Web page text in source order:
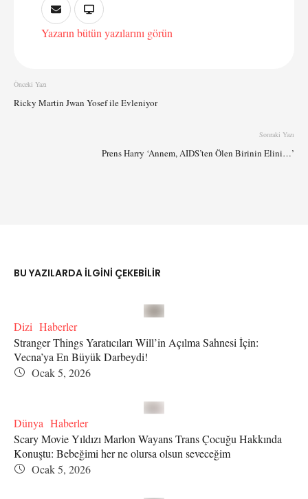
Yazarın bütün yazılarını görün
Önceki Yazı
Ricky Martin Jwan Yosef ile Evleniyor
Sonraki Yazı
Prens Harry ‘Annem, AIDS’ten Ölen Birinin Elini…’
BU YAZILARDA ILGINI ÇEKEBILIR
Dizi Haberler
Stranger Things Yaratıcıları Will’in Açılma Sahnesi İçin:
Vecna’ya En Büyük Darbeydi!
Ocak 5, 2026
Dünya Haberler
Scary Movie Yıldızı Marlon Wayans Trans Çocuğu Hakkında
Konuştu: Bebeğimi her ne olursa olsun seveceğim
Ocak 5, 2026